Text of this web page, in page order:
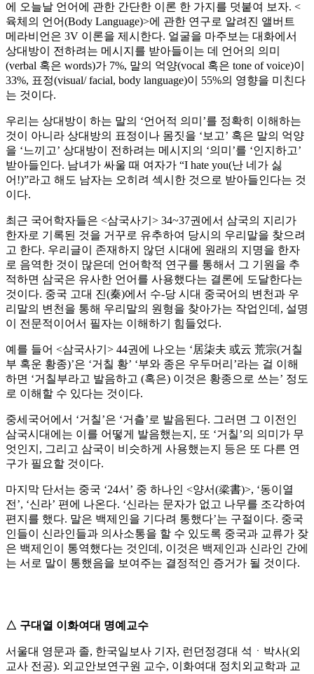
에 오늘날 언어에 관한 간단한 이론 한 가지를 덧붙여 보자. <
육체의 언어(Body Language)>에 관한 연구로 알려진 앨버트
메라비언은 3V 이론을 제시한다. 얼굴을 마주보는 대화에서
상대방이 전하려는 메시지를 받아들이는 데 언어의 의미
(verbal 혹은 words)가 7%, 말의 억양(vocal 혹은 tone of voice)이
33%, 표정(visual/ facial, body language)이 55%의 영향을 미친다
는 것이다.
우리는 상대방이 하는 말의 ‘언어적 의미’를 정확히 이해하는
것이 아니라 상대방의 표정이나 몸짓을 ‘보고’ 혹은 말의 억양
을 ‘느끼고’ 상대방이 전하려는 메시지의 ‘의미’를 ‘인지하고’
받아들인다. 남녀가 싸울 때 여자가 “I hate you(난 네가 싫
어!)”라고 해도 남자는 오히려 섹시한 것으로 받아들인다는 것
이다.
최근 국어학자들은 <삼국사기> 34~37권에서 삼국의 지리가
한자로 기록된 것을 거꾸로 유추하여 당시의 우리말을 찾으려
고 한다. 우리글이 존재하지 않던 시대에 원래의 지명을 한자
로 음역한 것이 많은데 언어학적 연구를 통해서 그 기원을 추
적하면 삼국은 유사한 언어를 사용했다는 결론에 도달한다는
것이다. 중국 고대 진(秦)에서 수-당 시대 중국어의 변천과 우
리말의 변천을 통해 우리말의 원형을 찾아가는 작업인데, 설명
이 전문적이어서 필자는 이해하기 힘들었다.
예를 들어 <삼국사기> 44권에 나오는 ‘居柒夫 或云 荒宗(거칠
부 혹운 황종)’은 ‘거칠 황’ ‘부와 종은 우두머리’라는 걸 이해
하면 ‘거칠부라고 발음하고 (혹은) 이것은 황종으로 쓰는’ 정도
로 이해할 수 있다는 것이다.
중세국어에서 ‘거칠’은 ‘거츨’로 발음된다. 그러면 그 이전인
삼국시대에는 이를 어떻게 발음했는지, 또 ‘거칠’의 의미가 무
엇인지, 그리고 삼국이 비슷하게 사용했는지 등은 또 다른 연
구가 필요할 것이다.
마지막 단서는 중국 ‘24서’ 중 하나인 <양서(梁書)>, ‘동이열
전’, ‘신라’ 편에 나온다. ‘신라는 문자가 없고 나무를 조각하여
편지를 했다. 말은 백제인을 기다려 통했다’는 구절이다. 중국
인들이 신라인들과 의사소통을 할 수 있도록 중국과 교류가 잦
은 백제인이 통역했다는 것인데, 이것은 백제인과 신라인 간에
는 서로 말이 통했음을 보여주는 결정적인 증거가 될 것이다.
△ 구대열 이화여대 명예교수
서울대 영문과 졸, 한국일보사 기자, 런던정경대 석ㆍ박사(외
교사 전공). 외교안보연구원 교수, 이화여대 정치외교학과 교